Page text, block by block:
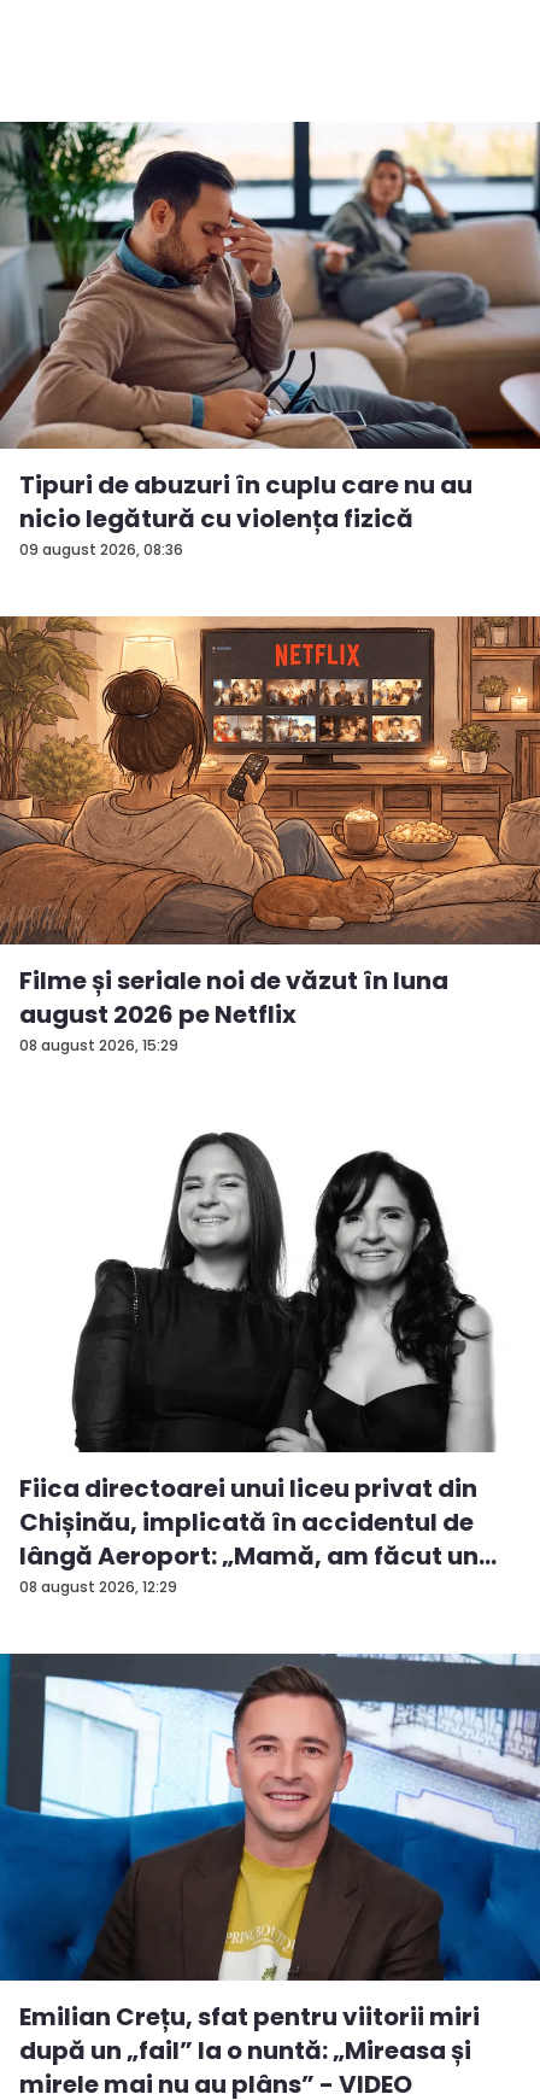
09 august 2026, 08:36
Tipuri de abuzuri în cuplu care nu au
nicio legătură cu violența fizică
08 august 2026, 15:29
Filme și seriale noi de văzut în luna
august 2026 pe Netflix
08 august 2026, 12:29
Fiica directoarei unui liceu privat din
Chișinău, implicată în accidentul de
lângă Aeroport: „Mamă, am făcut un
ac...
Emilian Crețu, sfat pentru viitorii miri
după un „fail” la o nuntă: „Mireasa și
mirele mai nu au plâns” - VIDEO